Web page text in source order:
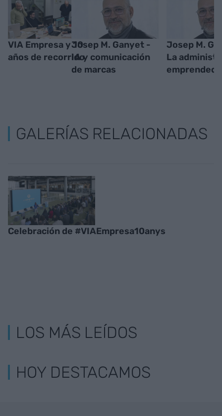
VIA Empresa y 10
años de recorrido
Josep M. Ganyet -
IA y comunicación
de marcas
Josep M.
La
GALERÍAS RELACIONADAS
Celebración de #VIAEmpresa10anys
LOS MÁS LEÍDOS
HOY DESTACAMOS